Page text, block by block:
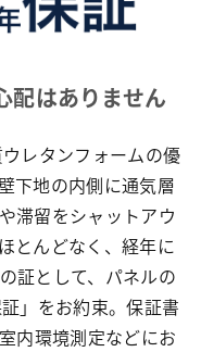
配はありません
レタンフォームの優
下地の内側に通気層
滞留をシャットアウ
とんどなく、経年に
証として、パネルの
」をお約束。保証書
内環境測定などにお